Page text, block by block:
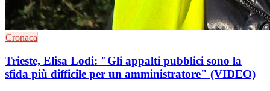
Cronaca
Trieste, Elisa Lodi: "Gli appalti pubblici sono la
sfida più difficile per un amministratore" (VIDEO)